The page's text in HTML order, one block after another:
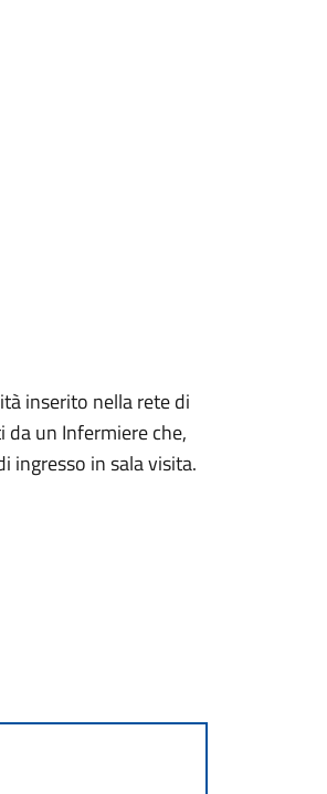
inserito nella rete di
da un Infermiere che,
ingresso in sala visita.